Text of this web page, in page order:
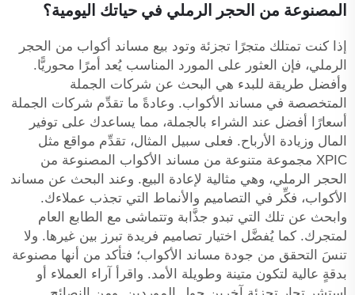
المصنوعة من الحجر الرملي في حياتك اليومية؟
إذا كنت تمتلك متجرًا تجزئة وتود بيع مساند أكواب من الحجر
الرملي، فإن العثور على المورد المناسب يُعد أمرًا محوريًّا.
وأفضل طريقة للبدء هي البحث عن شركات الجملة
المتخصصة في مساند الأكواب. وعادةً ما تقدِّم شركات الجملة
أسعارًا أفضل عند الشراء بالجملة، مما يساعدك على توفير
المال وزيادة الأرباح. فعلى سبيل المثال، تقدِّم مواقع مثل
XPIC مجموعة متنوعة من مساند الأكواب المصنوعة من
الحجر الرملي، وهي مثالية لإعادة البيع. وعند البحث عن مساند
الأكواب، فكِّر في التصاميم والأنماط التي تجذب عملاءك.
وابحث عن تلك التي تبدو جذَّابة وتتماشى مع الطابع العام
لمتجرك. كما يُفضَّل اختيار تصاميم فريدة تبرز بين غيرها. ولا
تنسَ التحقق من جودة مساند الأكواب؛ فتأكد من أنها مصنوعة
بدقةٍ عالية لتكون متينة وطويلة الأمد. واقرأ آراء العملاء أو